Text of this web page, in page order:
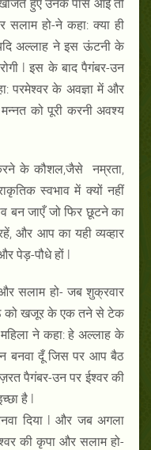
हुए उनके पास आई तो
हो-ने कहा: क्या ही
अल्लाह ने इस ऊंटनी के
l इस के बाद पैगंबर-उन
परमेश्वर के अवज्ञा में और
को पूरी करनी अवश्य
के कौशल,जैसे नम्रता,
स्वभाव में क्यों नहीं
बन जाएँ जो फिर छूटने का
और आप का यही व्यव्हार
पेड़-पौधे हों l
सलाम हो- जब शुक्रवार
को खजूर के एक तने से टेक
ने कहा: हे अल्लाह के
बनवा दूँ जिस पर आप बैठ
पैगंबर-उन पर ईश्वर की
है l
दिया l और जब अगला
की कृपा और सलाम हो-